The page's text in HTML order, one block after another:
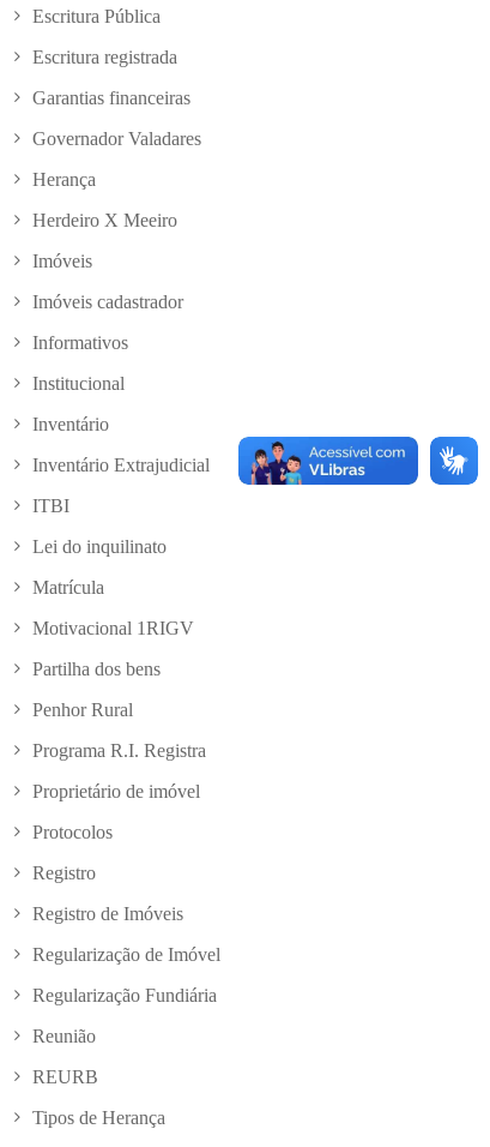
Escritura Pública
Escritura registrada
Garantias financeiras
Governador Valadares
Herança
Herdeiro X Meeiro
Imóveis
Imóveis cadastrador
Informativos
Institucional
Inventário
Inventário Extrajudicial
ITBI
Lei do inquilinato
Matrícula
Motivacional 1RIGV
Partilha dos bens
Penhor Rural
Programa R.I. Registra
Proprietário de imóvel
Protocolos
Registro
Registro de Imóveis
Regularização de Imóvel
Regularização Fundiária
Reunião
REURB
Tipos de Herança